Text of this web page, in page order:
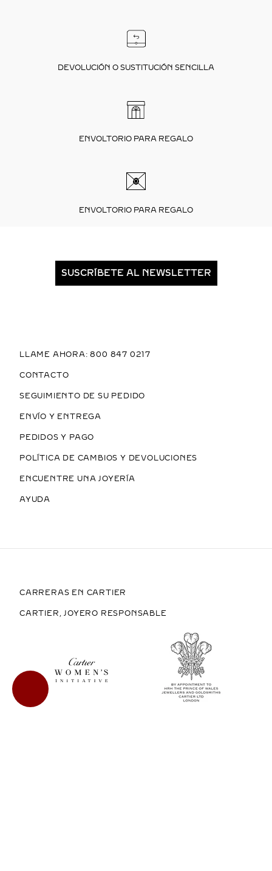
DEVOLUCIÓN O SUSTITUCIÓN SENCILLA
ENVOLTORIO PARA REGALO
ENVOLTORIO PARA REGALO
SUSCRÍBETE AL NEWSLETTER
LLAME AHORA: 800 847 0217
CONTACTO
SEGUIMIENTO DE SU PEDIDO
ENVÍO Y ENTREGA
PEDIDOS Y PAGO
POLÍTICA DE CAMBIOS Y DEVOLUCIONES
ENCUENTRE UNA JOYERÍA
AYUDA
CARRERAS EN CARTIER
CARTIER, JOYERO RESPONSABLE